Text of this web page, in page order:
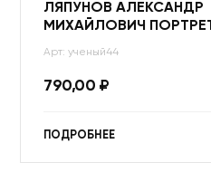
ЛЯПУНОВ АЛЕКСАНДР
МИХАЙЛОВИЧ
Арт: ученый44
790,00 ₽
ПОДРОБНЕЕ